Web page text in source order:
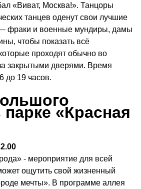
«Виват, Москва!». Танцоры
танцев оденут свои лучшие
фраки и военные мундиры, дамы
чтобы показать всё
проходят обычно во
закрытыми дверями. Время
до 19 часов.
парке «Красная
- мероприятие для всей
ощутить свой жизненный
мечты». В программе аллея